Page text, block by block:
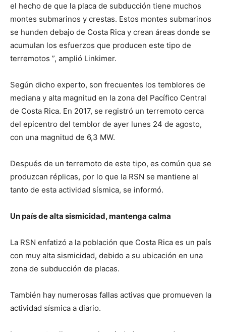
el hecho de que la placa de subducción tiene muchos
montes submarinos y crestas. Estos montes submarinos
se hunden debajo de Costa Rica y crean áreas donde se
acumulan los esfuerzos que producen este tipo de
terremotos ”, amplió Linkimer.
Según dicho experto, son frecuentes los temblores de
mediana y alta magnitud en la zona del Pacífico Central
de Costa Rica. En 2017, se registró un terremoto cerca
del epicentro del temblor de ayer lunes 24 de agosto,
con una magnitud de 6,3 MW.
Después de un terremoto de este tipo, es común que se
produzcan réplicas, por lo que la RSN se mantiene al
tanto de esta actividad sísmica, se informó.
Un país de alta sismicidad, mantenga calma
La RSN enfatizó a la población que Costa Rica es un país
con muy alta sismicidad, debido a su ubicación en una
zona de subducción de placas.
También hay numerosas fallas activas que promueven la
actividad sísmica a diario.